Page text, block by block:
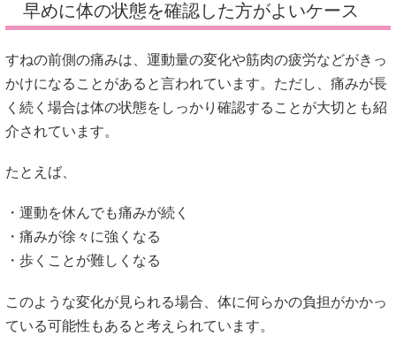
早めに体の状態を確認した方がよいケース
すねの前側の痛みは、運動量の変化や筋肉の疲労などがきっ
かけになることがあると言われています。ただし、痛みが長
く続く場合は体の状態をしっかり確認することが大切とも紹
介されています。
たとえば、
・運動を休んでも痛みが続く
・痛みが徐々に強くなる
・歩くことが難しくなる
このような変化が見られる場合、体に何らかの負担がかかっ
ている可能性もあると考えられています。